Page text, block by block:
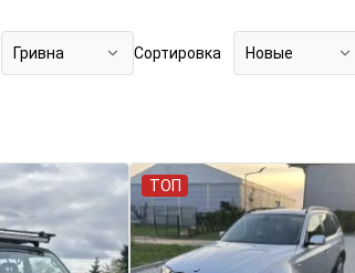
Гривна Сортировка Новые
ТОП